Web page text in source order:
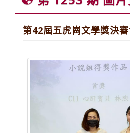
第42屆五虎崗文學獎決